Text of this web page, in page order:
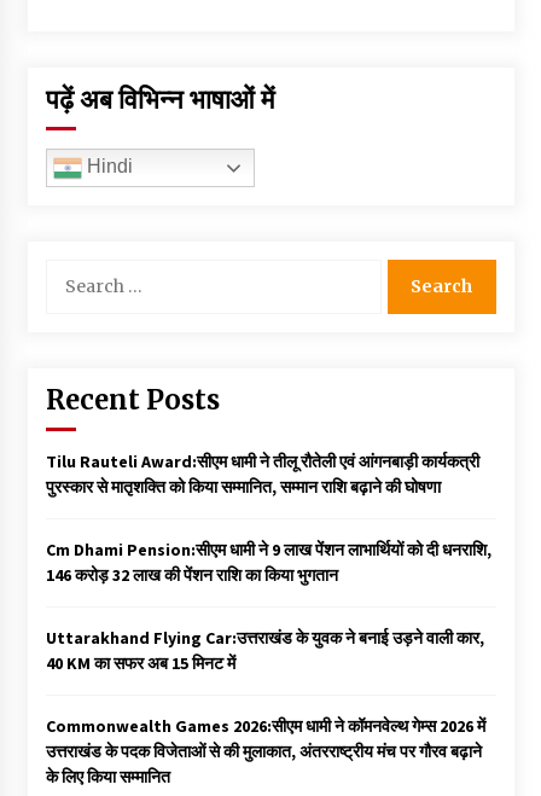
पढ़ें अब विभिन्न भाषाओं में
Hindi
for:
Recent Posts
Tilu Rauteli Award:सीएम धामी ने तीलू रौतेली एवं आंगनबाड़ी कार्यकत्री
पुरस्कार से मातृशक्ति को किया सम्मानित, सम्मान राशि बढ़ाने की घोषणा
Cm Dhami Pension:सीएम धामी ने 9 लाख पेंशन लाभार्थियों को दी धनराशि, ₹
146 करोड़ 32 लाख की पेंशन राशि का किया भुगतान
Uttarakhand Flying Car:उत्तराखंड के युवक ने बनाई उड़ने वाली कार,
40 KM का सफर अब 15 मिनट में
Commonwealth Games 2026:सीएम धामी ने कॉमनवेल्थ गेम्स 2026 में
उत्तराखंड के पदक विजेताओं से की मुलाकात, अंतरराष्ट्रीय मंच पर गौरव बढ़ाने
के लिए किया सम्मानित